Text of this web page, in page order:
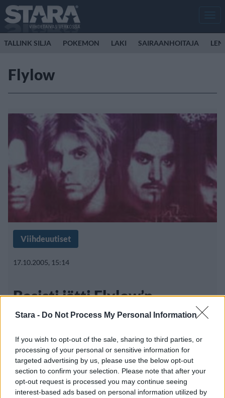
Stara - Do Not Process My Personal Information
If you wish to opt-out of the sale, sharing to third parties, or
processing of your personal or sensitive information for
targeted advertising by us, please use the below opt-out
section to confirm your selection. Please note that after your
opt-out request is processed you may continue seeing
interest-based ads based on personal information utilized by
TALLINK SILJA POKEMON LAKI SAIRAANHOITAJA
Flylow
Viihdeuutiset
17.10.2005, 15:14
Basisti jätti Flylow’n
basistia. Yhtyeen perustajajäsen Wilson
Salomaa